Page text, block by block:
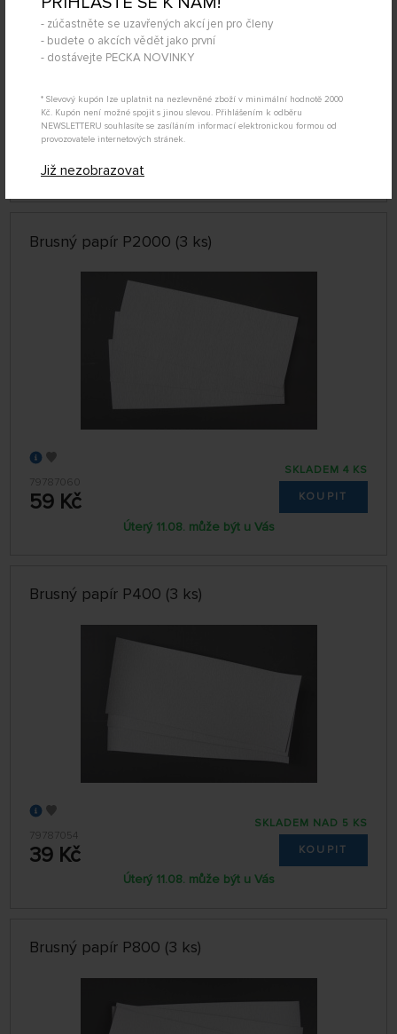
- zúčastněte se uzavřených akcí jen pro členy
- budete o akcích vědět jako první
- dostávejte PECKA NOVINKY
* Slevový kupón lze uplatnit na nezlevněné zboží v minimální hodnotě 2000
Kč. Kupón není možné spojit s jinou slevou. Přihlášením k odběru
NEWSLETTERU souhlasíte se zasíláním informací elektronickou formou od
provozovatele internetových stránek.
Již nezobrazovat
79787057
49 Kč
SKLADEM 3 KS
Úterý 11.08. může být u Vás
Brusný papír P2000 (3 ks)
79787060
59 Kč
SKLADEM 4 KS
KOUPIT
Úterý 11.08. může být u Vás
Brusný papír P400 (3 ks)
79787054
39 Kč
SKLADEM NAD 5 KS
KOUPIT
Úterý 11.08. může být u Vás
Brusný papír P800 (3 ks)